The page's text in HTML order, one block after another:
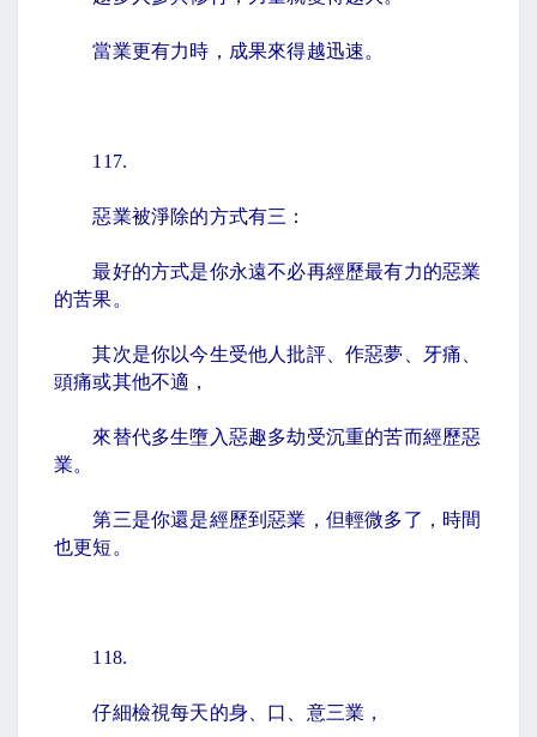
當業更有力時，成果來得越迅速。
117.
惡業被淨除的方式有三：
最好的方式是你永遠不必再經歷最有力的惡業
的苦果。
其次是你以今生受他人批評、作惡夢、牙痛、
頭痛或其他不適，
來替代多生墮入惡趣多劫受沉重的苦而經歷惡
業。
第三是你還是經歷到惡業，但輕微多了，時間
也更短。
118.
仔細檢視每天的身、口、意三業，